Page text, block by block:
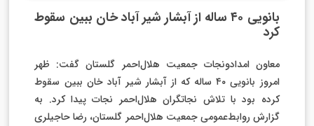
بانویی ۴۰ ساله از آبشار شیر آباد خان ببین سقوط
کرد
معاون امدادونجات جمعیت هلال‌احمر گلستان گفت: ظهر
امروز بانویی ۴۰ ساله که از آبشار شیر آباد خان ببین سقوط
کرده بود با تلاش نجاتگران هلال‌احمر نجات پیدا کرد. به
گزارش روابط‌عمومی جمعیت هلال‌احمر گلستان، رضا حاجیلری